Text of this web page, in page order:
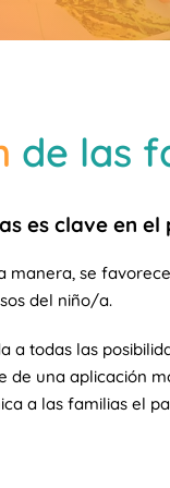
de las
es clave en
manera, se
del niño/a.
a todas las
de una aplicación
a las familias el